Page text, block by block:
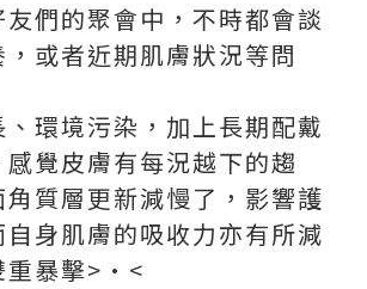
們的聚會中，不時都會談
或者近期肌膚狀況等問
環境污染，加上長期配戴
覺皮膚有每況越下的趨
質層更新減慢了，影響護
身肌膚的吸收力亦有所減
重暴擊>•<